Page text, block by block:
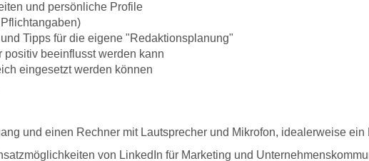
und persönliche Profile
Tipps für die eigene "Redaktionsplanung"
beeinflusst werden kann
eingesetzt werden können
und einen Rechner mit Lautsprecher und Mikrofon, idealerweise ein
von LinkedIn für Marketing und